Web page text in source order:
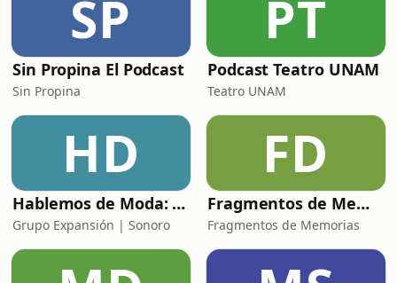
SP
Sin Propina El Podcast
Sin Propina
PT
Podcast Teatro UNAM
Teatro UNAM
HD
Hablemos de Moda: ELLE Podcast
Grupo Expansión | Sonoro
FD
Fragmentos de Memorias - Podcast
Fragmentos de Memorias